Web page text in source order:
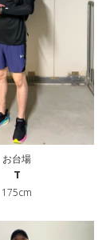
お台場
T
175cm